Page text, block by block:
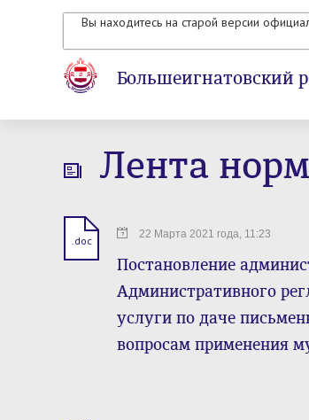
Вы находитесь на старой версии
Большеигнатовский
Лента
.doc 22 Марта 2021 года, 11:23
Постановление
Административного
услуги по даче
вопросам применения